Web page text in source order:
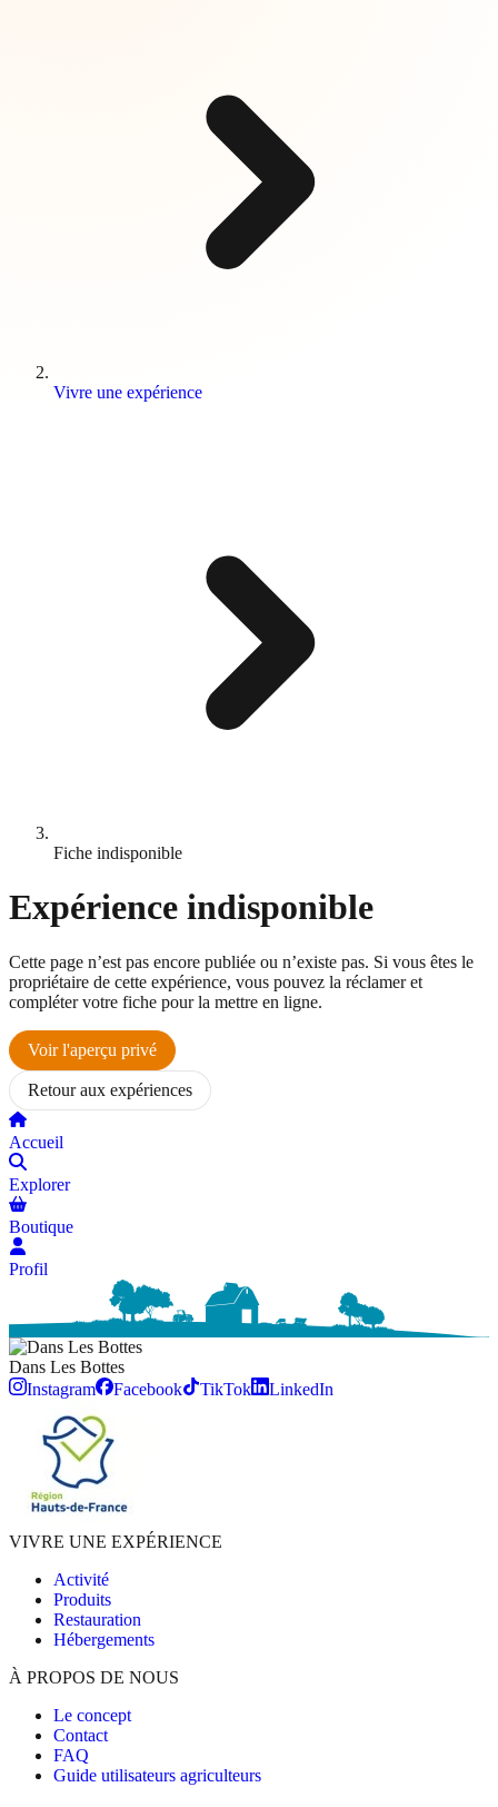
Vivre une expérience
Fiche indisponible
Expérience indisponible
Cette page n’est pas encore publiée ou n’existe pas. Si vous êtes le
propriétaire de cette expérience, vous pouvez la réclamer et
compléter votre fiche pour la mettre en ligne.
Voir l'aperçu privé
Retour aux expériences
Accueil
Explorer
Boutique
Profil
Dans Les Bottes
Instagram
Facebook TikTok LinkedIn
VIVRE UNE EXPÉRIENCE
Activité
Produits
Restauration
Hébergements
À PROPOS DE NOUS
Le concept
Contact
FAQ
Guide utilisateurs agriculteurs